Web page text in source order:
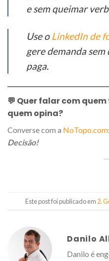
e sem queimar
Use o LinkedIn de
gere demanda
paga.
💬 Quer falar com
quem opina?
Converse com a NoTopo.com
Decisão!
Este post foi publicado em 2.
Danilo
Danilo é